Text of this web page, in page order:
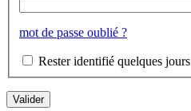
mot de passe oublié ?
Rester identifié quelques jours